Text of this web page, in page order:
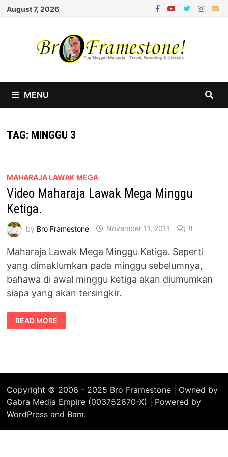
Skip
August 7, 2026
MENU
TAG: MINGGU 3
MAHARAJA LAWAK MEGA
Video Maharaja Lawak Mega Minggu
Ketiga.
by Bro Framestone November 11, 2011 8
Maharaja Lawak Mega Minggu Ketiga. Seperti
yang dimaklumkan pada minggu sebelumnya,
bahawa di awal minggu ketiga akan diumumkan
siapa yang akan tersingkir.
VIDEO
MAHARAJA
LAWAK
READ MORE
Copyright © 2006 - 2025 Bro Framestone | Owned by
Gabra Media Empire (003752670-X) | Powered by
WordPress and Bam.